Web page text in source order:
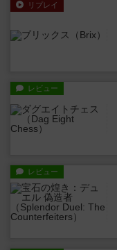
リプレイ
レビュー
レビュー